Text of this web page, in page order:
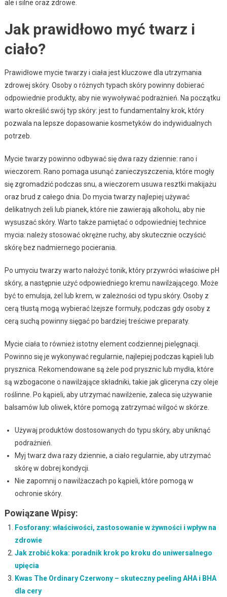
ale i silne oraz zdrowe.
Jak prawidłowo myć twarz i
ciało?
Prawidłowe mycie twarzy i ciała jest kluczowe dla utrzymania
zdrowej skóry. Osoby o różnych typach skóry powinny dobierać
odpowiednie produkty, aby nie wywoływać podrażnień. Na początku
warto określić swój typ skóry: jest to fundamentalny krok, który
pozwala na lepsze dopasowanie kosmetyków do indywidualnych
potrzeb.
Mycie twarzy powinno odbywać się dwa razy dziennie: rano i
wieczorem. Rano pomaga usunąć zanieczyszczenia, które mogły
się zgromadzić podczas snu, a wieczorem usuwa resztki makijażu
oraz brud z całego dnia. Do mycia twarzy najlepiej używać
delikatnych żeli lub pianek, które nie zawierają alkoholu, aby nie
wysuszać skóry. Warto także pamiętać o odpowiedniej technice
mycia: należy stosować okrężne ruchy, aby skutecznie oczyścić
skórę bez nadmiernego pocierania.
Po umyciu twarzy warto nałożyć tonik, który przywróci właściwe pH
skóry, a następnie użyć odpowiedniego kremu nawilżającego. Może
być to emulsja, żel lub krem, w zależności od typu skóry. Osoby z
cerą tłustą mogą wybierać lżejsze formuły, podczas gdy osoby z
cerą suchą powinny sięgać po bardziej treściwe preparaty.
Mycie ciała to również istotny element codziennej pielęgnacji.
Powinno się je wykonywać regularnie, najlepiej podczas kąpieli lub
prysznica. Rekomendowane są żele pod prysznic lub mydła, które
są wzbogacone o nawilżające składniki, takie jak gliceryna czy oleje
roślinne. Po kąpieli, aby utrzymać nawilżenie, zaleca się używanie
balsamów lub oliwek, które pomogą zatrzymać wilgoć w skórze.
Używaj produktów dostosowanych do typu skóry, aby uniknąć
podrażnień.
Myj twarz dwa razy dziennie, a ciało regularnie, aby utrzymać
skórę w dobrej kondycji.
Nie zapomnij o nawilżaczach po kąpieli, które pomogą w
ochronie skóry.
Powiązane Wpisy:
Fosforany: właściwości, zastosowanie w żywności i wpływ na
zdrowie
Jak zrobić koka: poradnik krok po kroku do uniwersalnego
upięcia
Kwas The Ordinary Czerwony – skuteczny peeling AHA i BHA
dla cery